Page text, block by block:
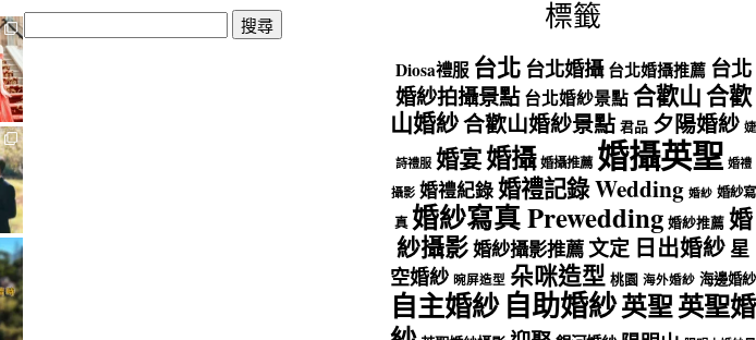
搜
尋
標籤
Diosa禮服 台北 台北婚攝 台北婚攝推薦 台北
婚紗拍攝景點 台北婚紗景點 合歡山合歡
山婚紗合歡山婚紗景點 君品 夕陽婚紗 婕
詩禮服 婚宴婚攝 婚攝推薦 婚攝英聖 婚禮
攝影 婚禮紀錄婚禮記錄 Wedding 婚紗 婚紗寫
真 婚紗寫真 Prewedding 婚紗推薦 婚
紗攝影婚紗攝影推薦文定 日出婚紗星
空婚紗 晼屏造型 朵咪造型 桃園 海外婚紗 海邊婚紗
自主婚紗 自助婚紗英聖英聖婚